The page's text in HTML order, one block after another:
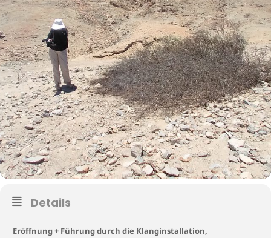
Details
Eröffnung + Führung durch die Klanginstallation,